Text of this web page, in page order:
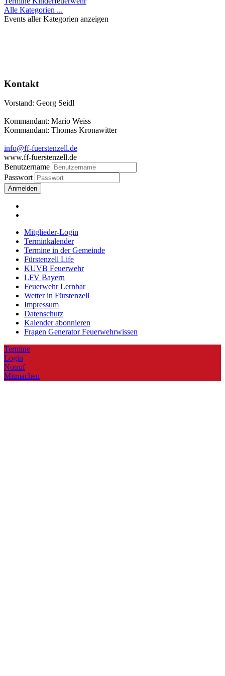
Alle Kategorien ...
Events aller Kategorien anzeigen
Kontakt
Vorstand: Georg Seidl
Kommandant: Mario Weiss
Kommandant: Thomas Kronawitter
info@ff-fuerstenzell.de
www.ff-fuerstenzell.de
Benutzername
Passwort
Anmelden
Mitglieder-Login
Terminkalender
Termine in der Gemeinde
Fürstenzell Life
KUVB Feuerwehr
LFV Bayern
Feuerwehr Lernbar
Wetter in Fürstenzell
Impressum
Datenschutz
Kalender abonnieren
Fragen Generator Feuerwehrwissen
Termine
Login
Notruf
Mitmachen